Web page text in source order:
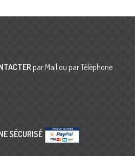
par Mail ou par Téléphone
SÉCURISÉ